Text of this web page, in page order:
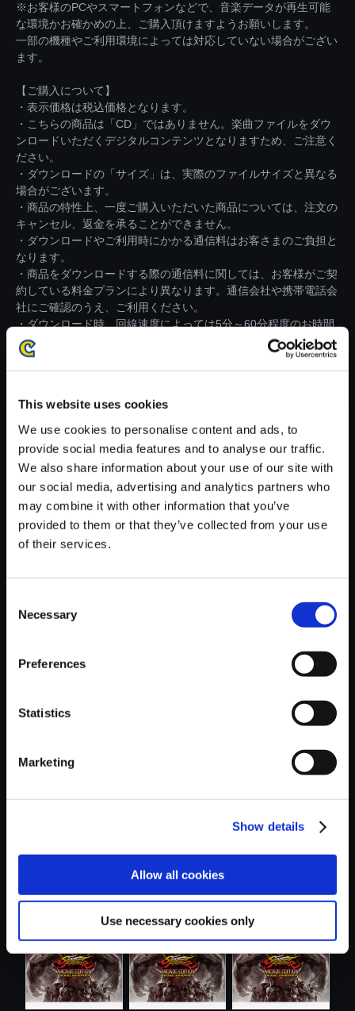
This website uses cookies
We use cookies to personalise content and ads, to
provide social media features and to analyse our traffic.
We also share information about your use of our site with
our social media, advertising and analytics partners who
may combine it with other information that you’ve
provided to them or that they’ve collected from your use
of their services.
Selection
Necessary
Preferences
Statistics
Marketing
Show details
Allow all cookies
Use necessary cookies only
※お客様のPCやスマートフォンなどで、音楽データが再生可能
な環境かお確かめの上、ご購入頂けますようお願いします。
一部の機種やご利用環境によっては対応していない場合がござい
ます。
【ご購入について】
・表示価格は税込価格となります。
・こちらの商品は「CD」ではありません。楽曲ファイルをダウ
ンロードいただくデジタルコンテンツとなりますため、ご注意く
ださい。
・ダウンロードの「サイズ」は、実際のファイルサイズと異なる
場合がございます。
・商品の特性上、一度ご購入いただいた商品については、注文の
キャンセル、返金を承ることができません。
・ダウンロードやご利用時にかかる通信料はお客さまのご負担と
なります。
・商品をダウンロードする際の通信料に関しては、お客様がご契
約している料金プランにより異なります。通信会社や携帯電話会
社にご確認のうえ、ご利用ください。
・ダウンロード時、回線速度によっては5分～60分程度のお時間
がかかる場合がございます。
※ご購入いただいたファイルのダウンロードの際には、通信環境
が安定しているWifi環境でお試しください。
【単曲】ストリートファイター
V アーケードエディション オリ
ジナル・サウンドトラック Bon
150円(税込)
【単曲】ストリー
トファイター...